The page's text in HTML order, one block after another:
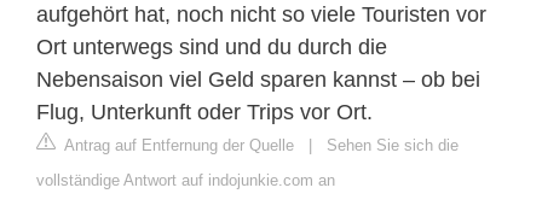
aufgehört hat, noch nicht so viele Touristen vor
Ort unterwegs sind und du durch die
Nebensaison viel Geld sparen kannst – ob bei
Flug, Unterkunft oder Trips vor Ort.
Antrag auf Entfernung der Quelle | Sehen Sie sich die
vollständige Antwort auf indojunkie.com an